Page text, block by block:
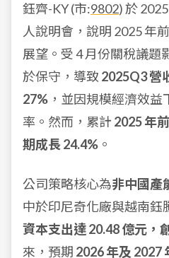
鈺齊-KY (市:9802) 於
人說明會，說明 2025 年
展望。受 4 月份關稅議題
於保守，導致 2025Q3 營
27% ，並因規模經濟效
率。然而，累計 2025 年
期成長 24.4% 。
公司策略核心為非中國產
中於印尼奇化廠與越南鈺
資本支出達 20.48 億元，
來，預期 2026 年及 2027